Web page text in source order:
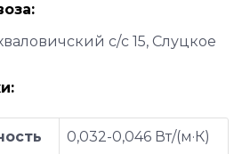
с/с 15, Слуцкое
0,032-0,046 Вт/(м·К)